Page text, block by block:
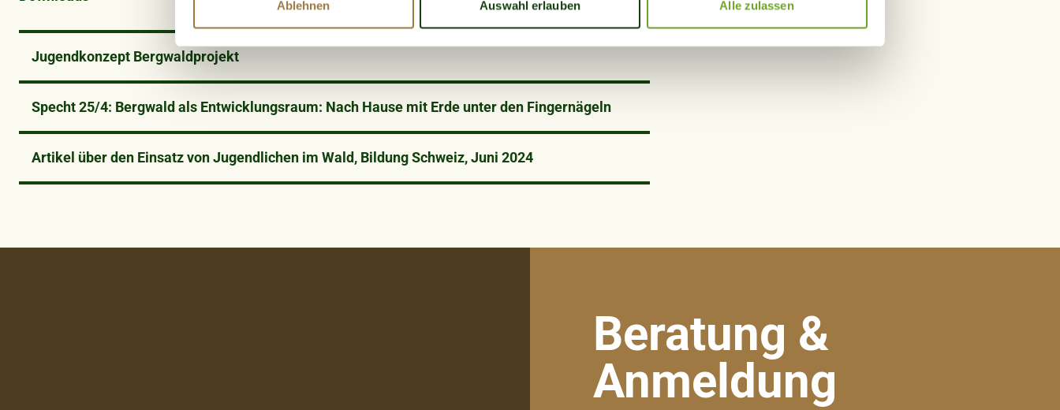
der Dienste gesammelt haben.
Ablehnen Auswahl erlauben Alle zulassen
Jugendkonzept Bergwaldprojekt
Specht 25/4: Bergwald als Entwicklungsraum: Nach Hause mit Erde unter den Fingernägeln
Artikel über den Einsatz von Jugendlichen im Wald, Bildung Schweiz, Juni 2024
Beratung &
Anmeldung